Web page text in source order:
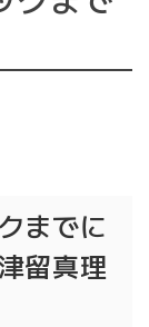
までに
留真理